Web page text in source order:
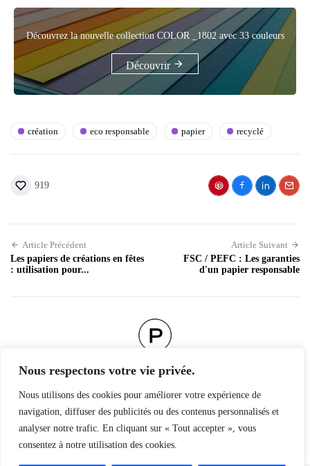
Nous respectons votre vie privée.
Nous utilisons des cookies pour améliorer votre expérience de
navigation, diffuser des publicités ou des contenus personnalisés et
analyser notre trafic. En cliquant sur « Tout accepter », vous
consentez à notre utilisation des cookies.
Découvrez la nouvelle collection COLOR _1802 avec 33 couleurs
Découvrir
création eco responsable papier recyclé
919
Article Précédent
Les papiers de créations en fêtes
: utilisation pour...
Article Suivant
FSC / PEFC : Les garanties
d'un papier responsable
POSTÉ PAR